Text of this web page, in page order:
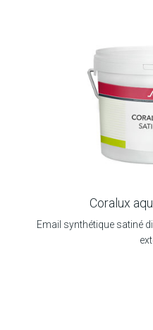
Coralux
Email synthétique satiné